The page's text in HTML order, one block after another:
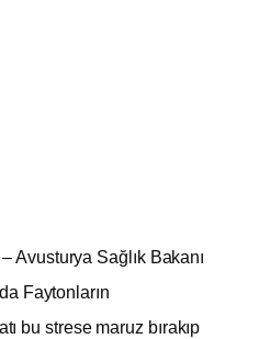
– Avusturya Sağlık Bakanı
Faytonların
bu strese maruz bırakıp